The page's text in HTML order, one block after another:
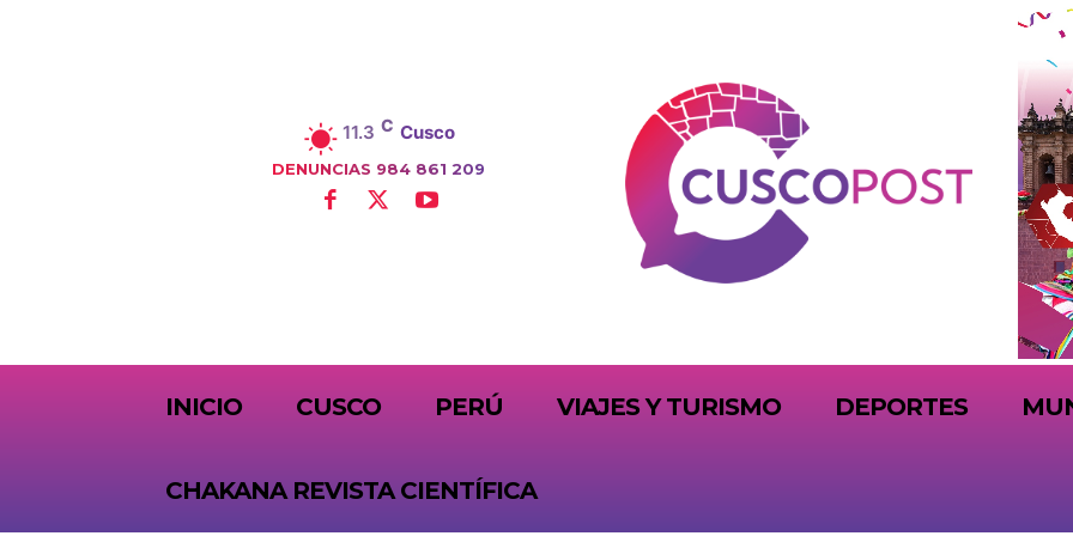
11.3 C Cusco
DENUNCIAS 984 861 209
INICIO CUSCO PERÚ VIAJES Y TURISMO DEPORTES
CHAKANA REVISTA CIENTÍFICA